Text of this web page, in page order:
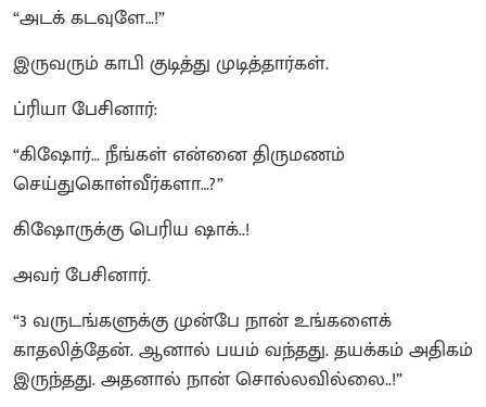
“அடக் கடவுளே…!”
இருவரும் காபி குடித்து முடித்தார்கள்.
ப்ரியா பேசினார்:
“கிஷோர்… நீங்கள் என்னை திருமணம்
செய்துகொள்வீர்களா…?”
கிஷோருக்கு பெரிய ஷாக்..!
அவர் பேசினார்.
“3 வருடங்களுக்கு முன்பே நான் உங்களைக்
காதலித்தேன். ஆனால் பயம் வந்தது. தயக்கம் அதிகம்
இருந்தது. அதனால் நான் சொல்லவில்லை..!”